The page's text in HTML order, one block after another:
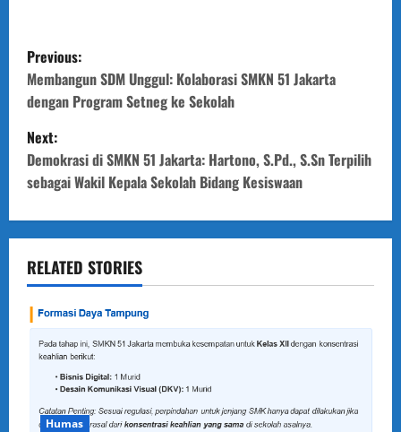
P
o
s
t
n
a
v
i
g
Previous:
Membangun SDM Unggul: Kolaborasi SMKN 51 Jakarta
dengan Program Setneg ke Sekolah
Next:
Demokrasi di SMKN 51 Jakarta: Hartono, S.Pd., S.Sn Terpilih
sebagai Wakil Kepala Sekolah Bidang Kesiswaan
RELATED STORIES
Humas